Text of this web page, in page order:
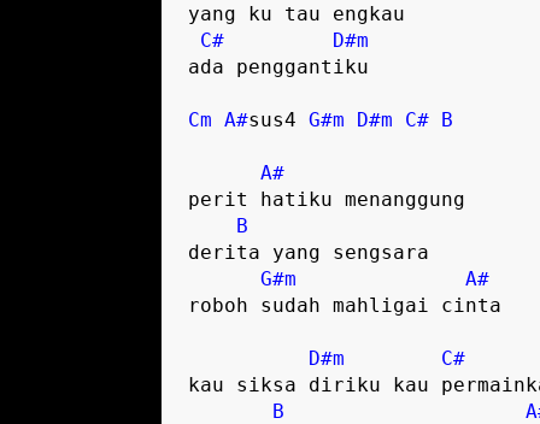
yang ku tau engkau
C#
D#m
ada penggantiku
Cm A#sus4 G#m D#m C# B
A#
perit hatiku menanggung
B
derita yang sengsara
G#m
A#
roboh sudah mahligai cinta
D#m
C#
kau siksa diriku kau
B